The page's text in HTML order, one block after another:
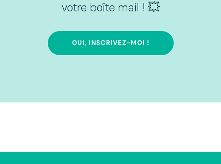
votre boîte mail ! 💥
OUI, INSCRIVEZ-MOI !